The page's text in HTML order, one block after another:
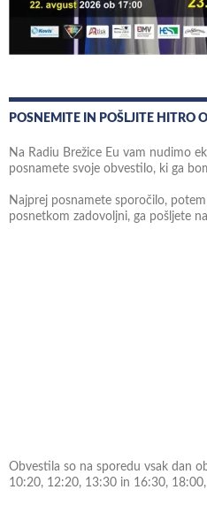
POSNEMITE IN POŠLJITE HITRO
Na Radiu Brežice Eu vam nudimo
posnamete svoje obvestilo, ki ga
Najprej posnamete sporočilo,
posnetkom zadovoljni, ga pošljete
Obvestila so na sporedu vsak dan
10:20, 12:20, 13:30 in 16:30,